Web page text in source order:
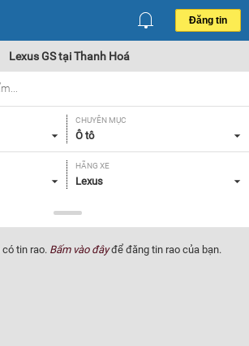
Đăng tin
Lexus GS tại Thanh Hoá
CHUYÊN MỤC
Ô tô
HÃNG XE
Lexus
NĂM SẢN XUẤT
Tất cả
XUẤT XỨ
tin rao. Bấm vào đâyđể đăng tin rao của bạn.